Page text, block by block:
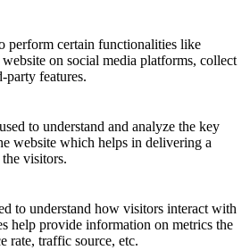
perform certain functionalities like
on social media platforms, collect
party features.
to understand and analyze the key
website which helps in delivering a
visitors.
to understand how visitors interact with
help provide information on metrics the
rate, traffic source, etc.